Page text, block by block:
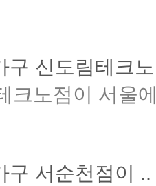
구 신도림테크
크노점이 서울
구 서순천점이 ..